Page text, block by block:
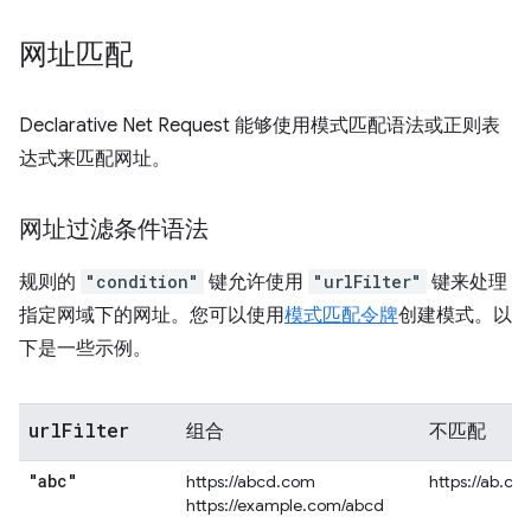
网址匹配
Declarative Net Request 能够使用模式匹配语法或正则表
达式来匹配网址。
网址过滤条件语法
规则的 "condition" 键允许使用 "urlFilter" 键来处理
指定网域下的网址。您可以使用模式匹配令牌创建模式。以
下是一些示例。
urlFilter 组合 不匹配
"abc"
https://abcd.com
https://example.com/abcd
https://